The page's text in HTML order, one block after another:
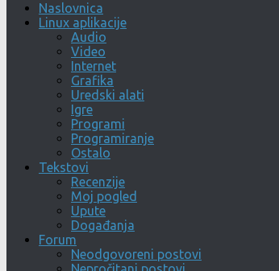
Naslovnica
Linux aplikacije
Audio
Video
Internet
Grafika
Uredski alati
Igre
Programi
Programiranje
Ostalo
Tekstovi
Recenzije
Moj pogled
Upute
Događanja
Forum
Neodgovoreni postovi